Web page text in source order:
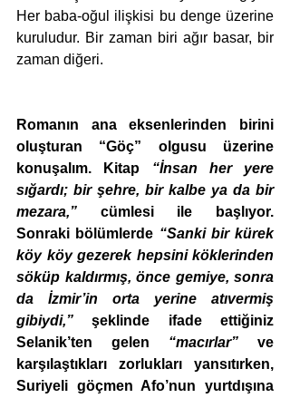
Her baba-oğul ilişkisi bu denge üzerine
kuruludur. Bir zaman biri ağır basar, bir
zaman diğeri.
Romanın ana eksenlerinden birini
oluşturan “Göç” olgusu üzerine
konuşalım. Kitap “İnsan her yere
sığardı; bir şehre, bir kalbe ya da bir
mezara,” cümlesi ile başlıyor.
Sonraki bölümlerde “Sanki bir kürek
köy köy gezerek hepsini köklerinden
söküp kaldırmış, önce gemiye, sonra
da İzmir’in orta yerine atıvermiş
gibiydi,” şeklinde ifade ettiğiniz
Selanik’ten gelen “macırlar” ve
karşılaştıkları zorlukları yansıtırken,
Suriyeli göçmen Afo’nun yurtdışına